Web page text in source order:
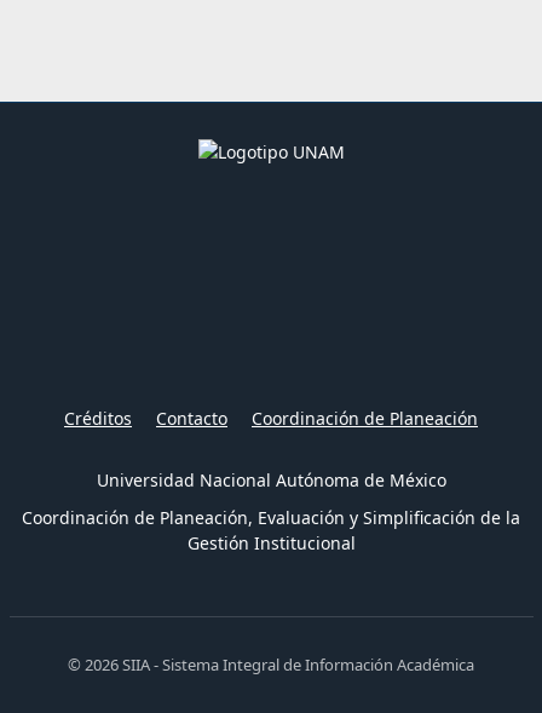
Créditos Contacto Coordinación de Planeación
Universidad Nacional Autónoma de México
Coordinación de Planeación, Evaluación y Simplificación de la
Gestión Institucional
© 2026 SIIA - Sistema Integral de Información Académica